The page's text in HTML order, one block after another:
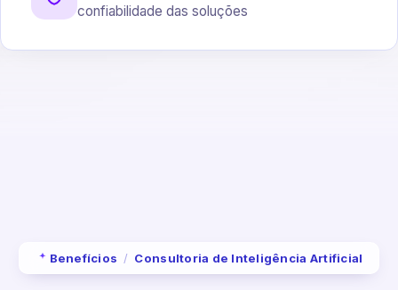
confiabilidade das soluções
Benefícios / Consultoria de Inteligência Artificial